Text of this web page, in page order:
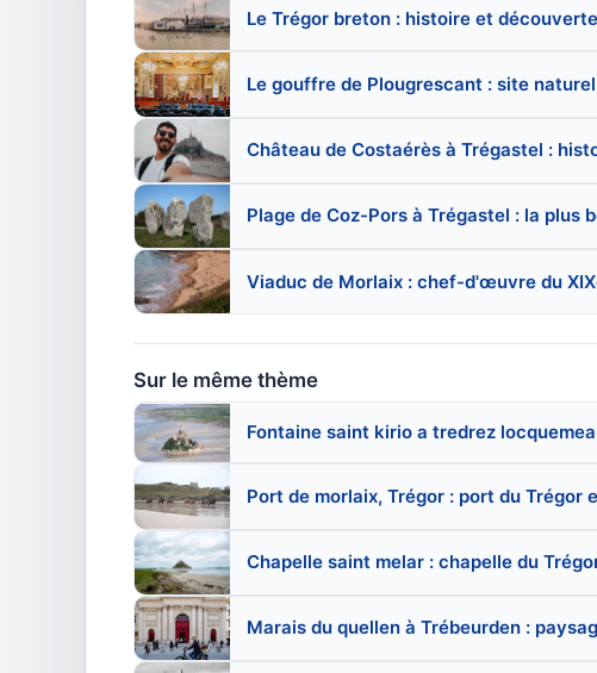
Le Trégor breton : histoire et
Le gouffre de Plougrescant : site
Château de Costaérès à Trégastel :
Plage de Coz-Pors à Trégastel : la plus
Viaduc de Morlaix : chef-d'œuvre du
Sur le même thème
Fontaine saint kirio a tredrez
Port de morlaix, Trégor : port du Trégor
Chapelle saint melar : chapelle du
Marais du quellen à Trébeurden :